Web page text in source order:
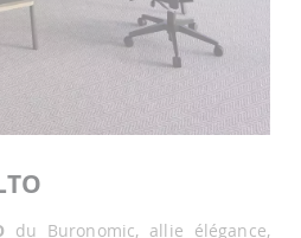
du Buronomic, allie élégance,